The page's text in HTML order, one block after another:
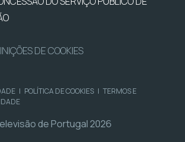
DE COOKIES
| POLÍTICA DE COOKIES | TERMOS E
de Portugal 2026